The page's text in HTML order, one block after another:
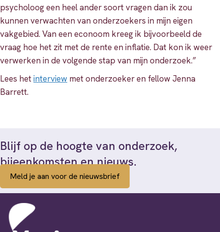
psycholoog een heel ander soort vragen dan ik zou
kunnen verwachten van onderzoekers in mijn eigen
vakgebied. Van een econoom kreeg ik bijvoorbeeld de
vraag hoe het zit met de rente en inflatie. Dat kon ik weer
verwerken in de volgende stap van mijn onderzoek.”
Lees hetinterview met onderzoeker en fellow Jenna
Barrett.
Blijf op de hoogte van onderzoek,
bijeenkomsten en nieuws.
Meld je aan voor de nieuwsbrief